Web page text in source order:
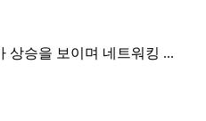
상승을 보이며 네트워킹 ...